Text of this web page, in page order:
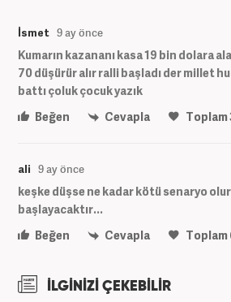
İsmet 9 ay önce
Kumarın kazananı kasa 19 bin dolara
70 düşürür alır ralli başladı der millet
battı çoluk çocuk yazık
Beğen
Cevapla Toplam
ali 9 ay önce
keşke düşse ne kadar kötü senaryo olur
başlayacaktır...
Beğen
Cevapla Toplam
İLGİNİZİ ÇEKEBİLİR